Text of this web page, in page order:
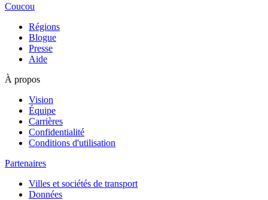
Coucou
Régions
Blogue
Presse
Aide
À propos
Vision
Équipe
Carrières
Confidentialité
Conditions d'utilisation
Partenaires
Villes et sociétés de transport
Données